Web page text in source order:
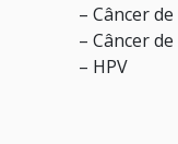
– Câncer
– Câncer
– HPV